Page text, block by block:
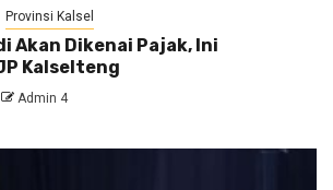
Provinsi Kalsel
Akan Dikenai Pajak, Ini
Kalselteng
Admin 4